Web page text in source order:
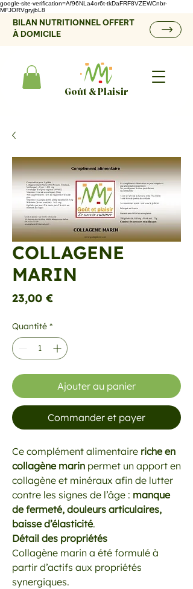
google-site-verification=Af96NLa4or6t-tkDaFRF8VZEWCnbr-
MFJORVgryjbL8
BILAN NUTRITIONNEL OFFERT
À DOMICILE
Goût & Plaisir
COLLAGENE
MARIN
23,00 €Prix
Quantité *
Ajouter au panier
Commander et payer
Ce complément alimentaire riche en
collagène marin permet un apport en
collagène et minéraux afin de lutter
contre les signes de l’âge : manque
de fermeté, douleurs articulaires,
baisse d’élasticité.
Détail des propriétés
Collagène marin a été formulé à
partir d’actifs aux propriétés
synergiques.